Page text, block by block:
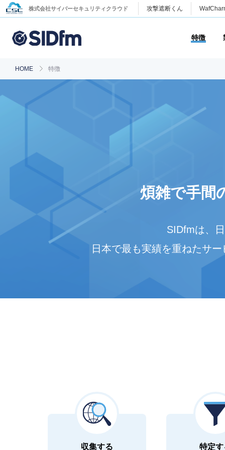
株式会社サイバーセキュリティクラウド 攻撃遮断くん
特徴
HOME 特徴
煩雑で手間
SIDfmは、
日本で最も実績を重ねたサ
収集する 特定す